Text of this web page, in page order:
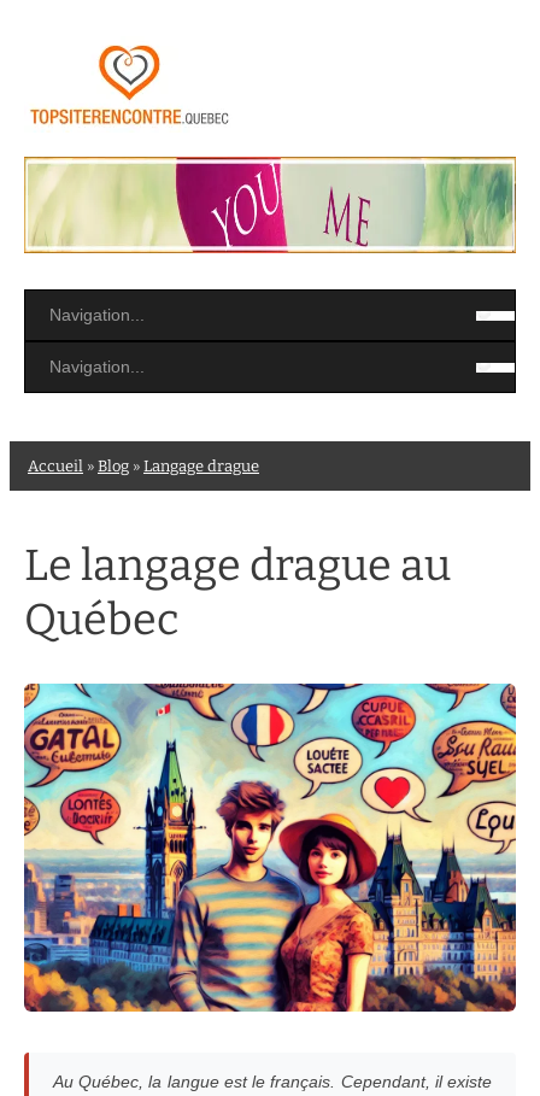
Accueil » Blog » Langage drague
Le langage drague au
Québec
Au Québec, la langue est le français. Cependant, il existe